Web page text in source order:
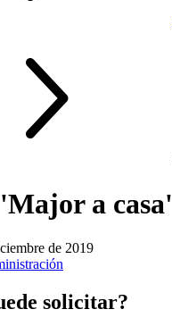
a casa'
de 2019
solicitar?